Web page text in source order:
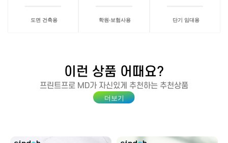
이런 상품 어때요?
프린트프로 MD가 자신있게 추천하는 추천상품